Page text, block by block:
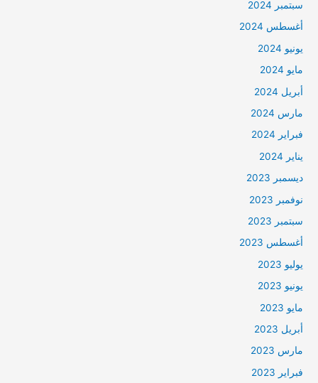
سبتمبر 2024
أغسطس 2024
يونيو 2024
مايو 2024
أبريل 2024
مارس 2024
فبراير 2024
يناير 2024
ديسمبر 2023
نوفمبر 2023
سبتمبر 2023
أغسطس 2023
يوليو 2023
يونيو 2023
مايو 2023
أبريل 2023
مارس 2023
فبراير 2023